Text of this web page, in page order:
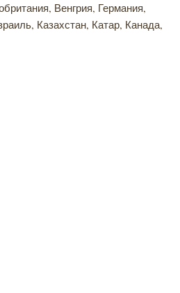
Венгрия, Германия,
Казахстан, Катар, Канада,